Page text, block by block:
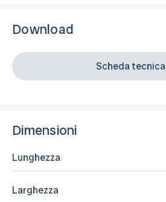
Download
Scheda tecnica
Dimensioni
Lunghezza
Larghezza